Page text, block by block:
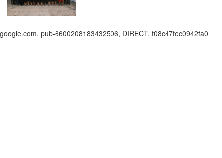
google.com, pub-6600208183432506, DIRECT, f08c47fec0942fa0